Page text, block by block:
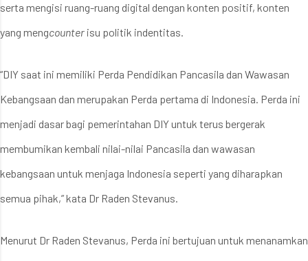
serta mengisi ruang-ruang digital dengan konten positif, konten
yang mengcounter isu politik indentitas.
“DIY saat ini memiliki Perda Pendidikan Pancasila dan Wawasan
Kebangsaan dan merupakan Perda pertama di Indonesia. Perda ini
menjadi dasar bagi pemerintahan DIY untuk terus bergerak
membumikan kembali nilai-nilai Pancasila dan wawasan
kebangsaan untuk menjaga Indonesia seperti yang diharapkan
semua pihak,” kata Dr Raden Stevanus.
Menurut Dr Raden Stevanus, Perda ini bertujuan untuk menanamkan